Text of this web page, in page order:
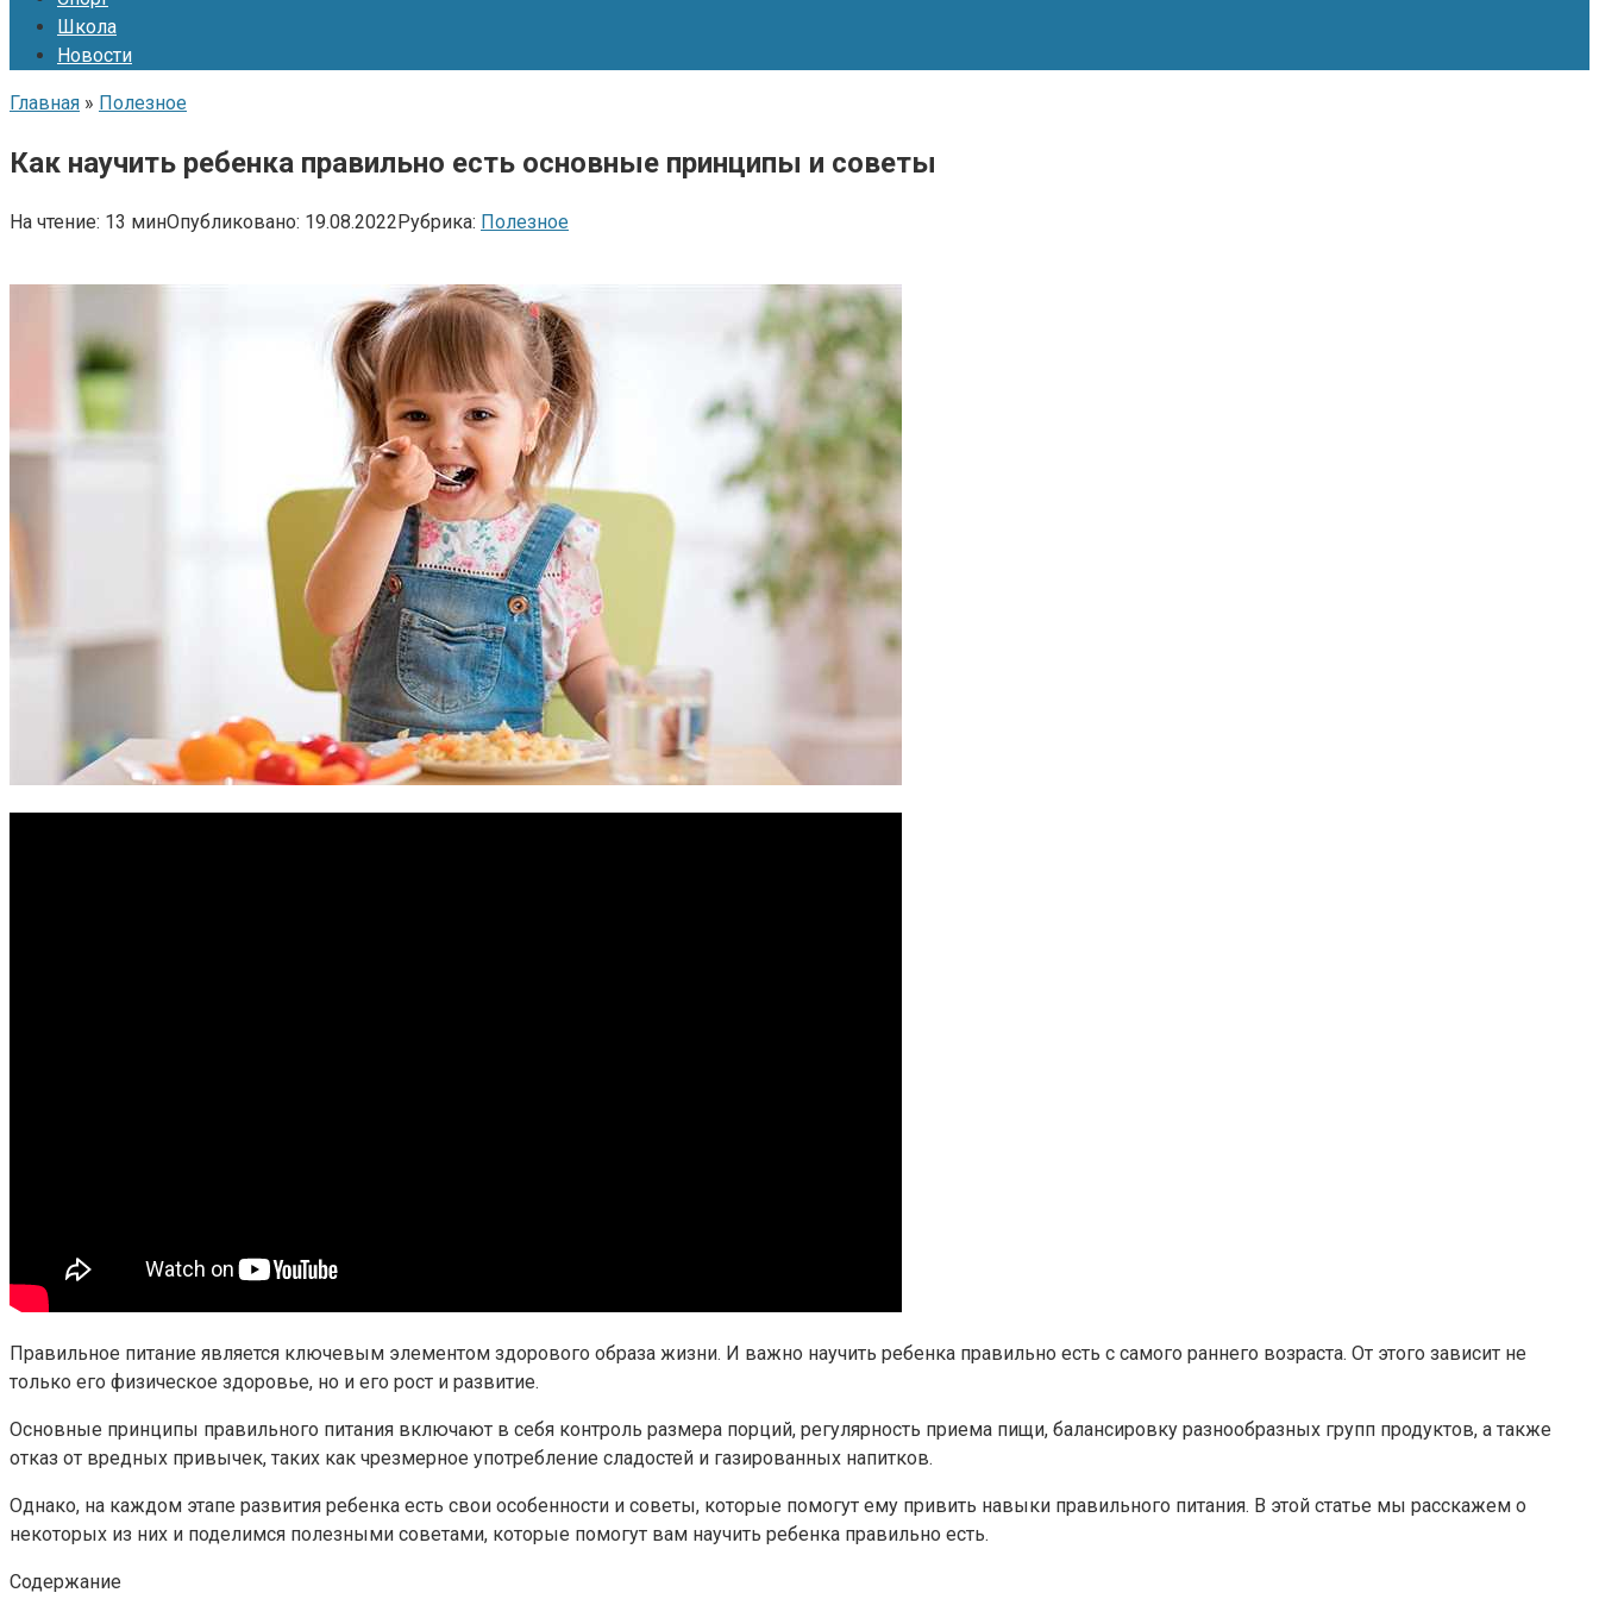
Школа
Новости
Главная » Полезное
Как научить ребенка правильно есть основные принципы и советы
На чтение: 13 минОпубликовано: 19.08.2022Рубрика: Полезное
Правильное питание является ключевым элементом здорового образа жизни. И важно научить ребенка правильно есть с самого раннего возраста. От этого зависит не
только его физическое здоровье, но и его рост и развитие.
Основные принципы правильного питания включают в себя контроль размера порций, регулярность приема пищи, балансировку разнообразных групп продуктов, а также
отказ от вредных привычек, таких как чрезмерное употребление сладостей и газированных напитков.
Однако, на каждом этапе развития ребенка есть свои особенности и советы, которые помогут ему привить навыки правильного питания. В этой статье мы расскажем о
некоторых из них и поделимся полезными советами, которые помогут вам научить ребенка правильно есть.
Содержание